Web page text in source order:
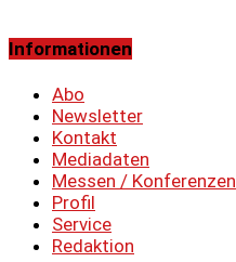
Informationen
Abo
Newsletter
Kontakt
Mediadaten
Messen / Konferenzen
Profil
Service
Redaktion